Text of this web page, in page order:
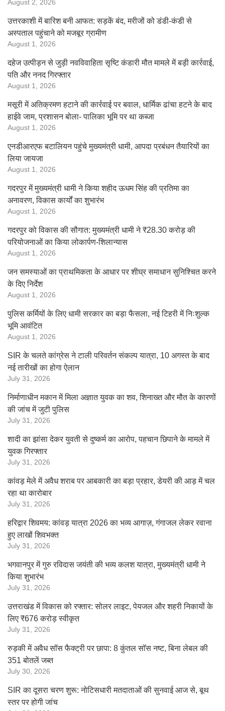
August 2, 2026
उत्तरकाशी में बारिश बनी आफत: सड़कें बंद, मरीजों को डंडी-कंडी से
अस्पताल पहुंचाने को मजबूर ग्रामीण
August 1, 2026
दहेज उत्पीड़न से जुड़ी नवविवाहिता सृष्टि कंडारी मौत मामले में बड़ी कार्रवाई,
पति और ननद गिरफ्तार
August 1, 2026
मसूरी में अतिक्रमण हटाने की कार्रवाई पर बवाल, धार्मिक ढांचा हटने के बाद
हाईवे जाम, प्रशासन बोला- पालिका भूमि पर था कब्जा
August 1, 2026
एनडीआरएफ बटालियन पहुंचे मुख्यमंत्री धामी, आपदा प्रबंधन तैयारियों का
लिया जायजा
August 1, 2026
गदरपुर में मुख्यमंत्री धामी ने किया शहीद ऊधम सिंह की प्रतिमा का
अनावरण, विकास कार्यों का शुभारंभ
August 1, 2026
गदरपुर को विकास की सौगात: मुख्यमंत्री धामी ने ₹28.30 करोड़ की
परियोजनाओं का किया लोकार्पण-शिलान्यास
August 1, 2026
जन समस्याओं का प्राथमिकता के आधार पर शीघ्र समाधान सुनिश्चित करने
के दिए निर्देश
August 1, 2026
पुलिस कर्मियों के लिए धामी सरकार का बड़ा फैसला, नई टिहरी में निःशुल्क
भूमि आवंटित
August 1, 2026
SIR के चलते कांग्रेस ने टाली परिवर्तन संकल्प यात्रा, 10 अगस्त के बाद
नई तारीखों का होगा ऐलान
July 31, 2026
निर्माणाधीन मकान में मिला अज्ञात युवक का शव, शिनाख्त और मौत के कारणों
की जांच में जुटी पुलिस
July 31, 2026
शादी का झांसा देकर युवती से दुष्कर्म का आरोप, पहचान छिपाने के मामले में
युवक गिरफ्तार
July 31, 2026
कांवड़ मेले में अवैध शराब पर आबकारी का बड़ा प्रहार, डेयरी की आड़ में चल
रहा था कारोबार
July 31, 2026
हरिद्वार शिवमय: कांवड़ यात्रा 2026 का भव्य आगाज़, गंगाजल लेकर रवाना
हुए लाखों शिवभक्त
July 31, 2026
भगवानपुर में गुरु रविदास जयंती की भव्य कलश यात्रा, मुख्यमंत्री धामी ने
किया शुभारंभ
July 31, 2026
उत्तराखंड में विकास को रफ्तार: सोलर लाइट, पेयजल और शहरी निकायों के
लिए ₹676 करोड़ स्वीकृत
July 31, 2026
रुड़की में अवैध सॉस फैक्ट्री पर छापा: 8 कुंतल सॉस नष्ट, बिना लेबल की
351 बोतलें जब्त
July 30, 2026
SIR का दूसरा चरण शुरू: नोटिसधारी मतदाताओं की सुनवाई आज से, बूथ
स्तर पर होगी जांच